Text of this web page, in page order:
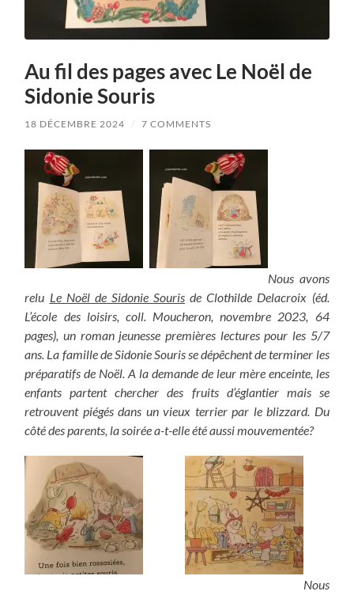
Au fil des pages avec Le Noël de
Sidonie Souris
18 DÉCEMBRE 2024 / 7 COMMENTS
Nous avons
relu Le Noël de Sidonie Souris de Clothilde Delacroix (éd.
L’école des loisirs, coll. Moucheron, novembre 2023, 64
pages), un roman jeunesse premières lectures pour les 5/7
ans. La famille de Sidonie Souris se dépêchent de terminer les
préparatifs de Noël. A la demande de leur mère enceinte, les
enfants partent chercher des fruits d’églantier mais se
retrouvent piégés dans un vieux terrier par le blizzard. Du
côté des parents, la soirée a-t-elle été aussi mouvementée?
Nous